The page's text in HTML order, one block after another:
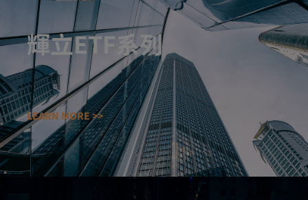
輝立ETF系列
LEARN MORE >>